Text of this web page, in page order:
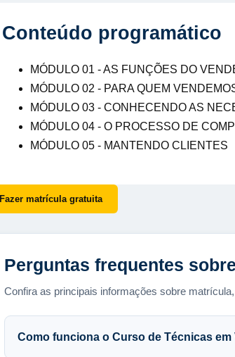
Conteúdo programático
MÓDULO 01 - AS FUNÇÕES DO
MÓDULO 02 - PARA QUEM
MÓDULO 03 - CONHECENDO AS
MÓDULO 04 - O PROCESSO DE
MÓDULO 05 - MANTENDO CLIENTES
Fazer matrícula gratuita
Perguntas frequentes
Confira as principais informações sobre
Como funciona o Curso de Técnicas em